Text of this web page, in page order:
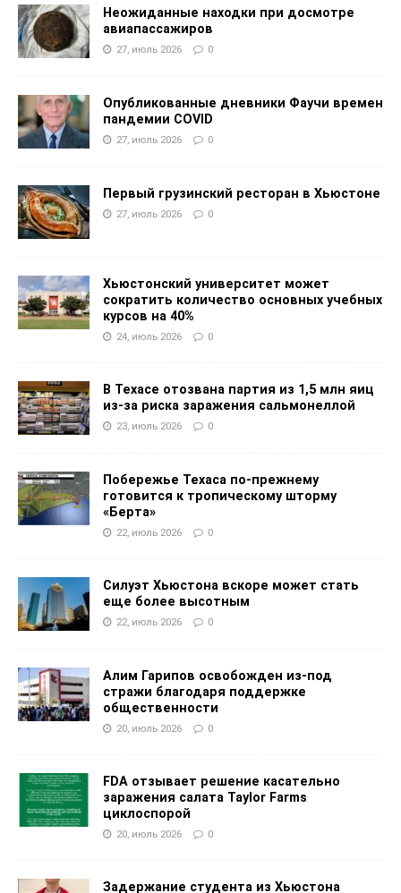
Неожиданные находки при досмотре
авиапассажиров
27, июль 2026 0
Опубликованные дневники Фаучи времен
пандемии COVID
27, июль 2026 0
Первый грузинский ресторан в Хьюстоне
27, июль 2026 0
Хьюстонский университет может
сократить количество основных учебных
курсов на 40%
24, июль 2026 0
В Техасе отозвана партия из 1,5 млн яиц
из-за риска заражения сальмонеллой
23, июль 2026 0
Побережье Техаса по-прежнему
готовится к тропическому шторму
«Берта»
22, июль 2026 0
Силуэт Хьюстона вскоре может стать
еще более высотным
22, июль 2026 0
Алим Гарипов освобожден из-под
стражи благодаря поддержке
общественности
20, июль 2026 0
FDA отзывает решение касательно
заражения салата Taylor Farms
циклоспорой
20, июль 2026 0
Задержание студента из Хьюстона